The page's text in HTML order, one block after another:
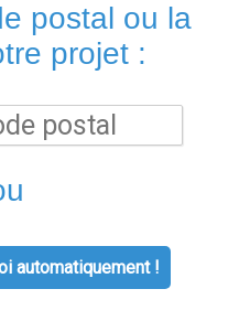
postal ou la
projet :
automatiquement !